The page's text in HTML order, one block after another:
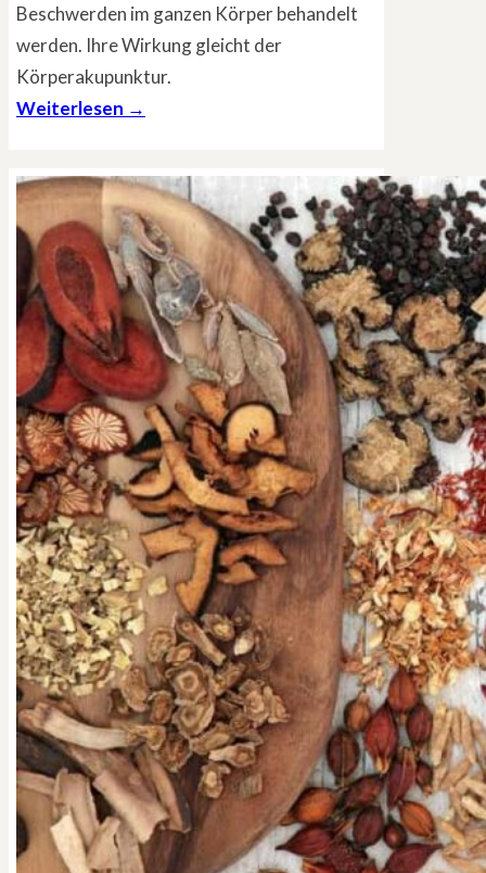
Beschwerden im ganzen Körper behandelt
werden. Ihre Wirkung gleicht der
Körperakupunktur.
Weiterlesen →